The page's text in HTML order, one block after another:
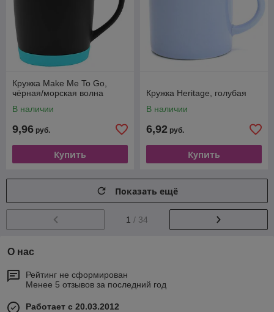
Кружка Make Me To Go,
чёрная/морская волна
В наличии
9,96 руб.
Купить
Кружка Heritage, голубая
В наличии
6,92 руб.
Купить
Показать ещё
1 / 34
О нас
Рейтинг не сформирован
Менее 5 отзывов за последний год
Работает с 20.03.2012